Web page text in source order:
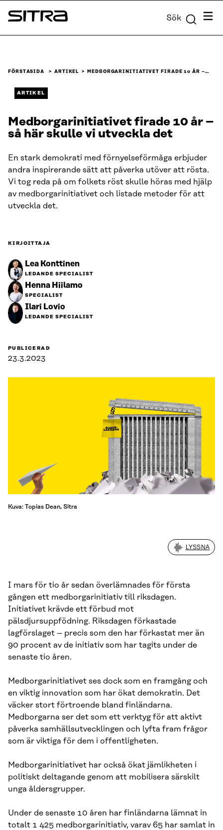
Skip to
content
Sitra Sök Meny
FÖRSTASIDA ARTIKEL MEDBORGARINITIATIVET FIRADE 10 ÅR –…
ARTIKEL
Medborgarinitiativet firade 10 år –
så här skulle vi utveckla det
En stark demokrati med förnyelseförmåga erbjuder
andra inspirerande sätt att påverka utöver att rösta.
Vi tog reda på om folkets röst skulle höras med hjälp
av medborgarinitiativet och listade metoder för att
utveckla det.
KIRJOITTAJA
Lea Konttinen
LEDANDE SPECIALIST
Henna Hiilamo
SPECIALIST
Ilari Lovio
LEDANDE SPECIALIST
PUBLICERAD
23.3.2023
Kuva: Topias Dean, Sitra
LYSSNA
I mars för tio år sedan överlämnades för första
gången ett medborgarinitiativ till riksdagen.
Initiativet krävde ett förbud mot
pälsdjursuppfödning. Riksdagen förkastade
lagförslaget – precis som den har förkastat mer än
90 procent av de initiativ som har tagits under de
senaste tio åren.
Medborgarinitiativet ses dock som en framgång och
en viktig innovation som har ökat demokratin. Det
väcker stort förtroende bland finländarna.
Medborgarna ser det som ett verktyg för att aktivt
påverka samhällsutvecklingen och lyfta fram frågor
som är viktiga för dem i offentligheten.
Medborgarinitiativet har också ökat jämlikheten i
politiskt deltagande genom att mobilisera särskilt
unga åldersgrupper.
Under de senaste 10 åren har finländarna lämnat in
totalt 1 425 medborgarinitiativ, varav 65 har samlat in